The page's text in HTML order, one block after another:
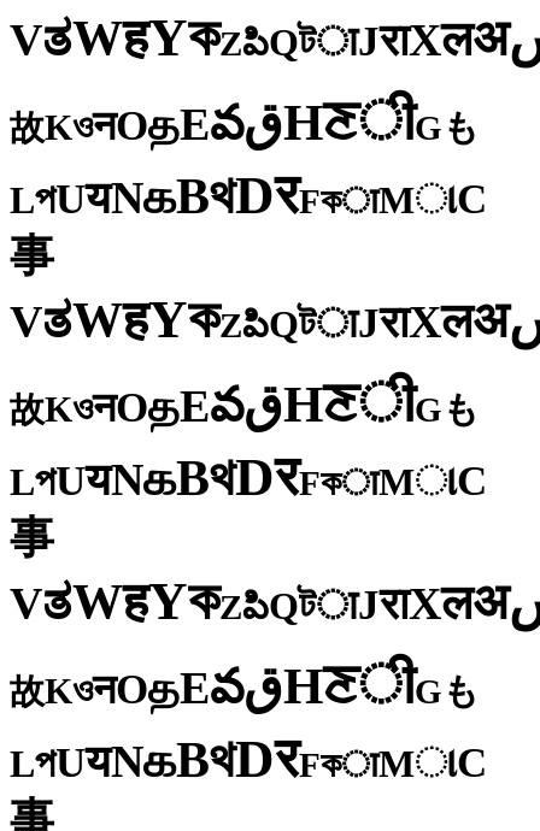
VತWहYকZపిQটाJराXलअ
故KওनOதEవقHਣीGも
LপUयNகBথDरFকाMાC
事
VತWहYকZపిQটाJराXलअ
故KওनOதEవقHਣीGも
LপUयNகBথDरFকाMાC
事
VತWहYকZపిQটाJराXलअ
故KওनOதEవقHਣीGも
LপUयNகBথDरFকाMાC
事